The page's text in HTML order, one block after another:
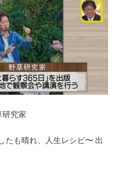
究家
たも晴れ、人生レシピ〜 出